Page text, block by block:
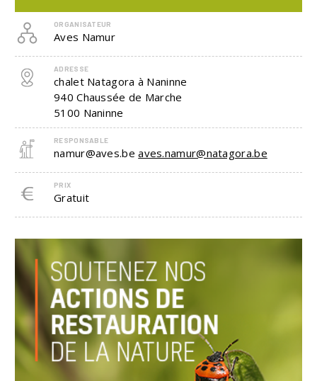
ORGANISATEUR
Aves Namur
ADRESSE
chalet Natagora à Naninne
940 Chaussée de Marche
5100 Naninne
RESPONSABLE
namur@aves.beaves.namur@natagora.be
PRIX
Gratuit